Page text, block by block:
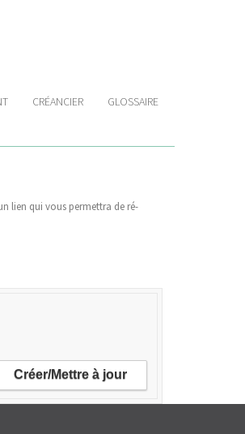
CRÉANCIER GLOSSAIRE
lien qui vous permettra de ré-